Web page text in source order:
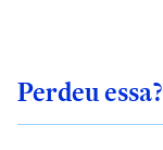
Perdeu essa?